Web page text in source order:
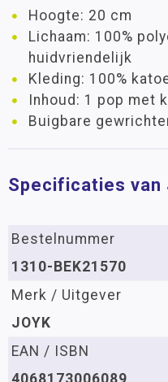
Hoogte: 20 cm
Lichaam: 100%
huidvriendelijk
Kleding: 100%
Inhoud: 1 pop met
Buigbare
Specificaties van
Bestelnummer
1310-BEK21570
Merk / Uitgever
JOYK
EAN / ISBN